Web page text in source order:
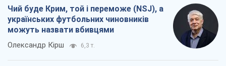
Чий буде Крим, той і переможе (NSJ), а
українських футбольних чиновників
можуть назвати вбивцями
Олександр Кірш 6,3 т.